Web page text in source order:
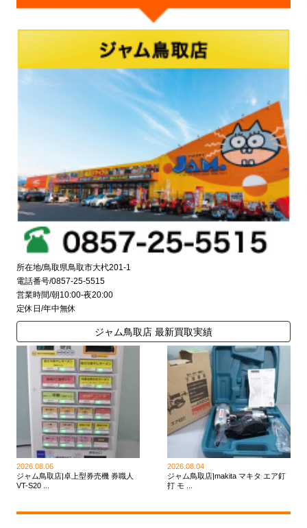
所在地/鳥取県鳥取市大杙201-1
電話番号/0857-25-5515
営業時間/朝10:00-夜20:00
定休日/年中無休
ジャム鳥取店 最新買取実績
2026.08.06
ジャム鳥取店|卓上型券売機 券職人
VT-S20 ...
2026.08.04
ジャム鳥取店|makita マキタ エア釘
打 モ ...